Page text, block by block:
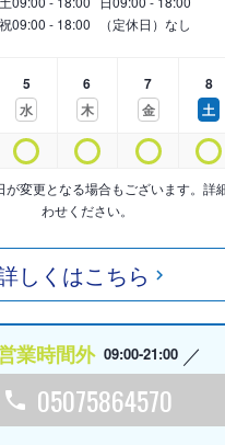
祝09:00 - 18:00 （定休日）なし
5
水
6
木
7
金
8
土
が変更となる場合もございます。詳
わせください。
しくはこちら
業時間外 09:00-21:00
05075864570